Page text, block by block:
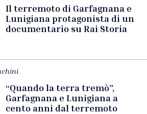
Il terremoto di Garfagnana e
Lunigiana protagonista di un
documentario su Rai Storia
“Quando la terra tremò”,
Garfagnana e Lunigiana a
cento anni dal terremoto